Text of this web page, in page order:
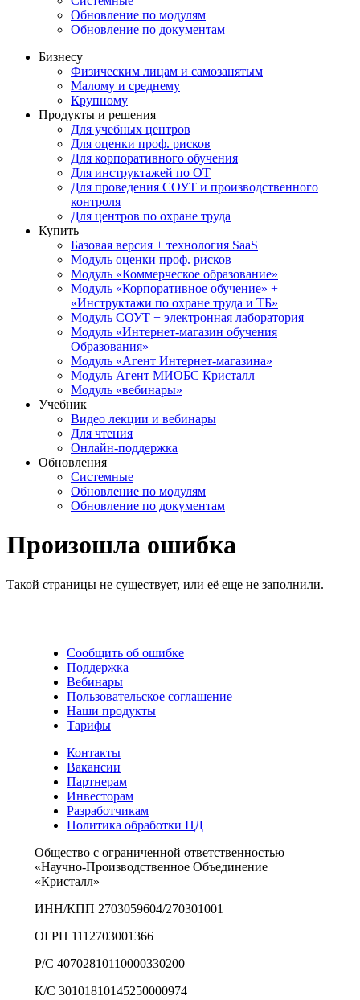
Обновление по модулям
Обновление по документам
Бизнесу
Физическим лицам и самозанятым
Малому и среднему
Крупному
Продукты и решения
Для учебных центров
Для оценки проф. рисков
Для корпоративного обучения
Для инструктажей по ОТ
Для проведения СОУТ и производственного
контроля
Для центров по охране труда
Купить
Базовая версия + технология SaaS
Модуль оценки проф. рисков
Модуль «Коммерческое образование»
Модуль «Корпоративное обучение» +
«Инструктажи по охране труда и ТБ»
Модуль СОУТ + электронная лаборатория
Модуль «Интернет-магазин обучения
Образования»
Модуль «Агент Интернет-магазина»
Модуль Агент МИОБС Кристалл
Модуль «вебинары»
Учебник
Видео лекции и вебинары
Для чтения
Онлайн-поддержка
Обновления
Системные
Обновление по модулям
Обновление по документам
Произошла ошибка
Такой страницы не существует, или её еще не заполнили.
Сообщить об ошибке
Поддержка
Вебинары
Пользовательское соглашение
Наши продукты
Тарифы
Контакты
Вакансии
Партнерам
Инвесторам
Разработчикам
Политика обработки ПД
Общество с ограниченной ответственностью
«Научно-Производственное Объединение
«Кристалл»
ИНН/КПП 2703059604/270301001
ОГРН 1112703001366
Р/С 40702810110000330200
К/С 30101810145250000974